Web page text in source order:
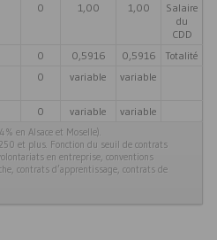
0 1,00 1,00
Salaire
du
CDD
0 0,5916 0,5916
Totalité
0 variable variable
0 variable variable
en Alsace et Moselle).
et plus. Fonction du seuil de contrats
en entreprise, conventions
contrats d’apprentissage, contrats de